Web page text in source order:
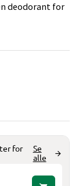
deodorant for
for
Se
alle